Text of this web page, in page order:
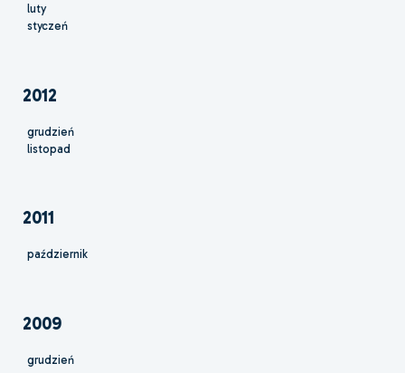
luty
styczeń
2012
grudzień
listopad
2011
październik
2009
grudzień